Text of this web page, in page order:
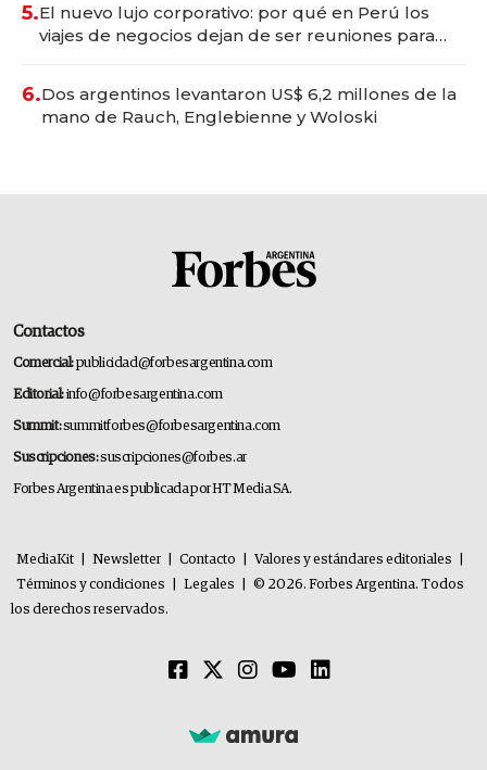
5.El nuevo lujo corporativo: por qué en Perú los
viajes de negocios dejan de ser reuniones para
6.Dos argentinos levantaron US$ 6,2 millones de la
mano de Rauch, Englebienne y Woloski
Contactos
Comercial:publicidad@forbesargentina.com
Editorial:info@forbesargentina.com
Summit:summitforbes@forbesargentina.com
Suscripciones:suscripciones@forbes.ar
Forbes Argentina es publicada por HT Media SA.
MediaKit Newsletter Contacto Valores y estándares editoriales
Términos y condiciones
Legales
© 2026. Forbes Argentina. Todos
los derechos reservados.